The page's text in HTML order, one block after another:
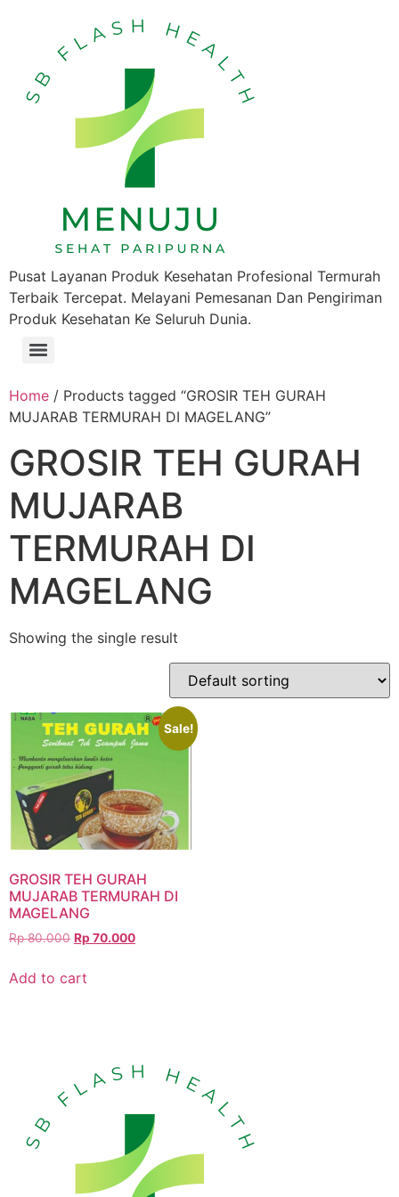
Pusat Layanan Produk Kesehatan Profesional Termurah
Terbaik Tercepat. Melayani Pemesanan Dan Pengiriman
Produk Kesehatan Ke Seluruh Dunia.
Home / Products tagged “GROSIR TEH GURAH
MUJARAB TERMURAH DI MAGELANG”
GROSIR TEH GURAH
MUJARAB
TERMURAH DI
MAGELANG
Showing the single result
Sale!
GROSIR TEH GURAH
MUJARAB TERMURAH DI
MAGELANG
Rp80.000 Rp 70.000
Add to cart